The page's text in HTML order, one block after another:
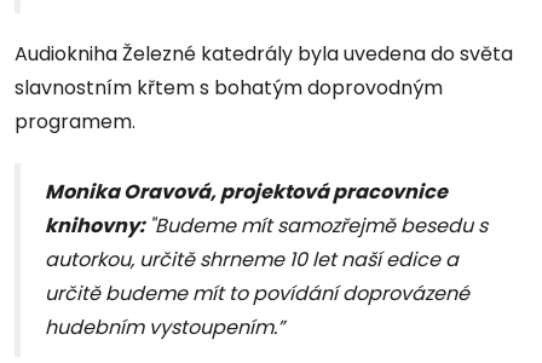
Audiokniha Železné katedrály byla uvedena do světa
slavnostním křtem s bohatým doprovodným
programem.
Monika Oravová, projektová pracovnice
knihovny: "Budeme mít samozřejmě besedu s
autorkou, určitě shrneme 10 let naší edice a
určitě budeme mít to povídání doprovázené
hudebním vystoupením.”